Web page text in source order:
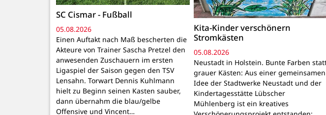
SC Cismar - Fußball
05.08.2026
Einen Auftakt nach Maß bescherten die
Akteure von Trainer Sascha Pretzel den
anwesenden Zuschauern im ersten
Ligaspiel der Saison gegen den TSV
Lensahn. Torwart Dennis Kuhlmann
hielt zu Beginn seinen Kasten sauber,
dann übernahm die blau/gelbe
Offensive und Vincent…
Kita-Kinder verschönern
Stromkästen
05.08.2026
Neustadt in Holstein. Bunte Farben
grauer Kästen: Aus einer gemeinsamen
Idee der Stadtwerke Neustadt und der
Kindertagesstätte Lübscher
Mühlenberg ist ein kreatives